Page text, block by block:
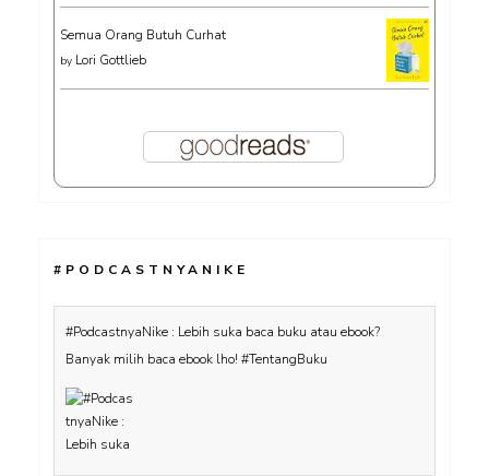
Semua Orang Butuh Curhat
by Lori Gottlieb
#PODCASTNYANIKE
#PodcastnyaNike : Lebih suka baca buku atau ebook?
Banyak milih baca ebook lho! #TentangBuku